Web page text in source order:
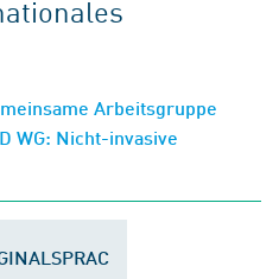
Arbeitsgruppe
WG: Nicht-invasive